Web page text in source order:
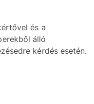
és a
álló
kérdés esetén.